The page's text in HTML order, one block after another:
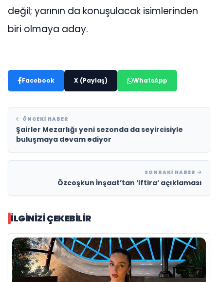
değil; yarının da konuşulacak isimlerinden
biri olmaya aday.
Facebook X (Paylaş) WhatsApp
ÖNCEKI HABER
Şairler Mezarlığı yeni sezonda da seyircisiyle
buluşmaya devam ediyor
SONRAKI HABER
Özcoşkun İnşaat’tan ‘iftira’ açıklaması
İLGINIZI ÇEKEBILIR